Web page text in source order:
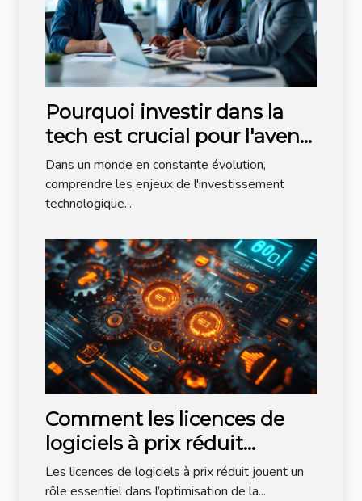
Pourquoi investir dans la
tech est crucial pour l'avenir
économique ?
Dans un monde en constante évolution,
comprendre les enjeux de l'investissement
technologique...
Comment les licences de
logiciels à prix réduit
stimulent la productivité?
Les licences de logiciels à prix réduit jouent un
rôle essentiel dans l’optimisation de la...